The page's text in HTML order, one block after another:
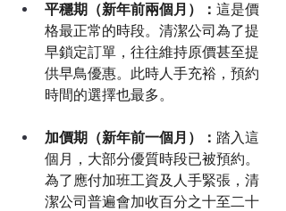
平穩期（新年前兩個月）： 這是價
格最正常的時段。清潔公司為了提
早鎖定訂單，往往維持原價甚至提
供早鳥優惠。此時人手充裕，預約
時間的選擇也最多。
加價期（新年前一個月）： 踏入這
個月，大部分優質時段已被預約。
為了應付加班工資及人手緊張，清
潔公司普遍會加收百分之十至二十